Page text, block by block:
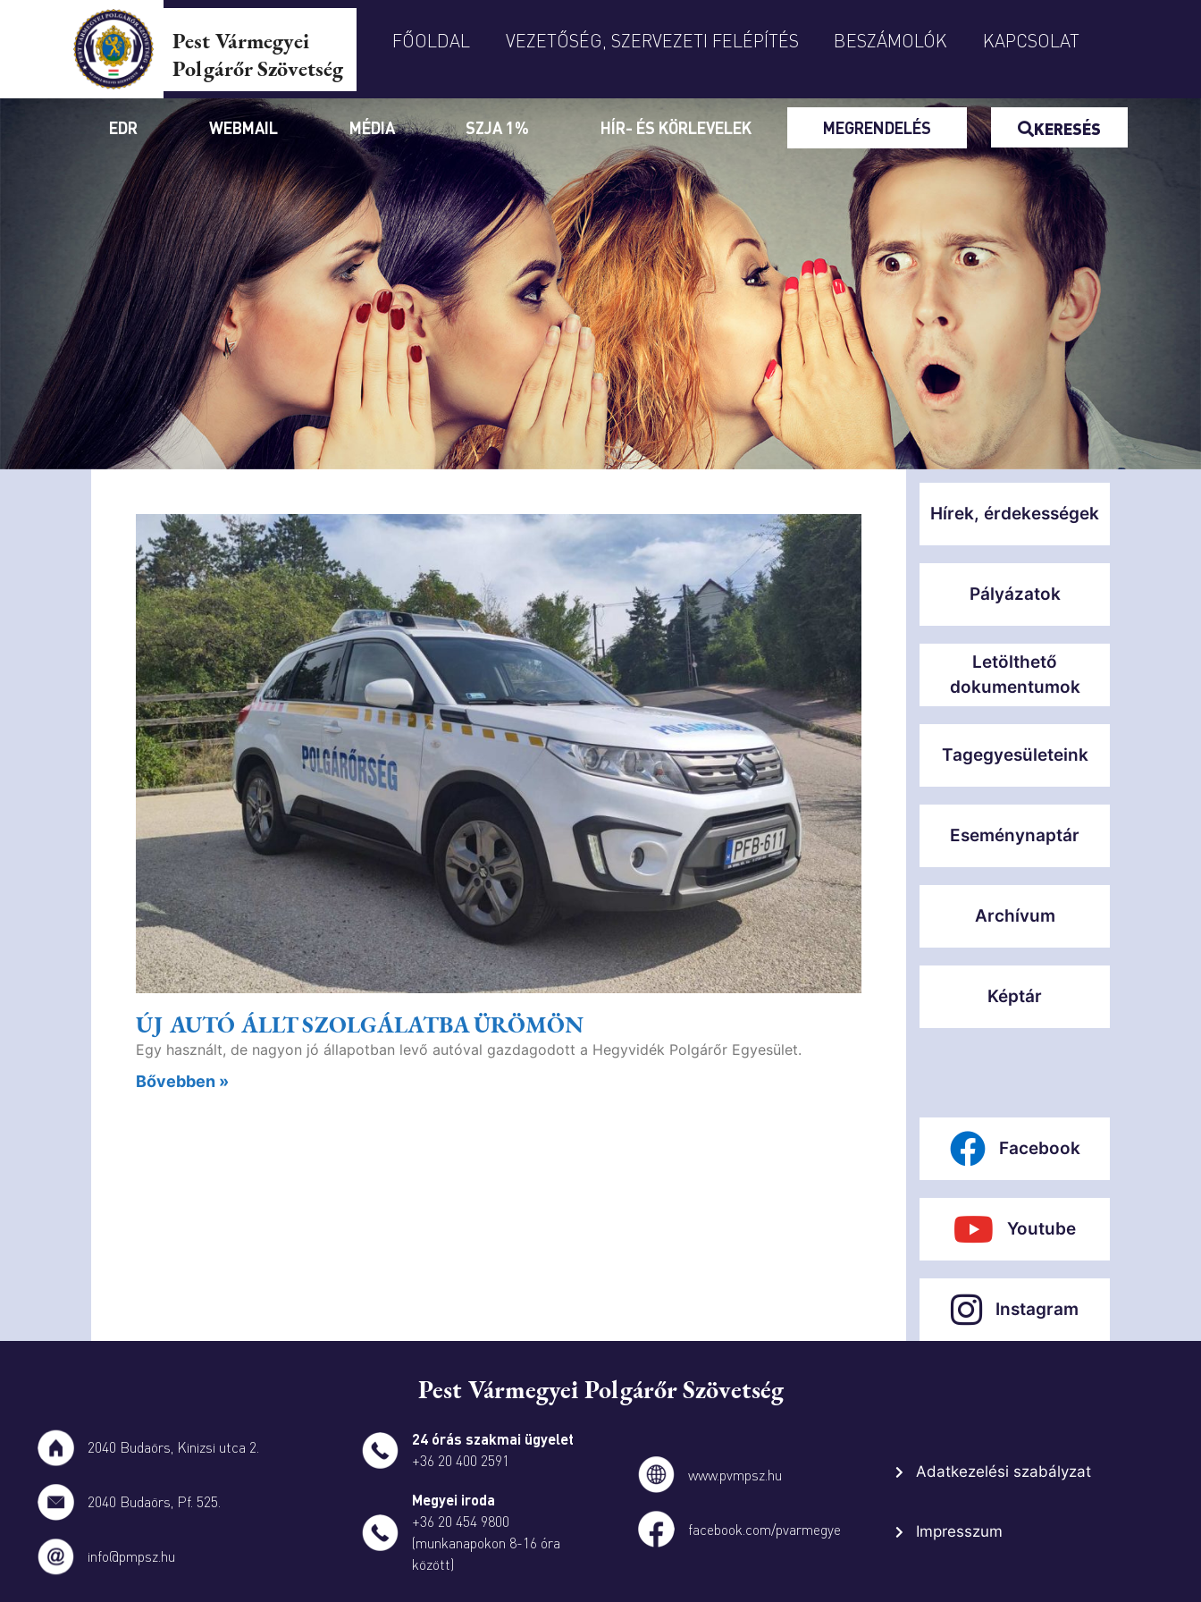
Pest Vármegyei
Polgárőr Szövetség
FŐOLDAL VEZETŐSÉG, SZERVEZETI FELÉPÍTÉS BESZÁMOLÓK KAPCSOLAT
EDR WEBMAIL MÉDIA SZJA 1% HÍR- ÉS KÖRLEVELEK MEGRENDELÉS KERESÉS
ÚJ AUTÓ ÁLLT SZOLGÁLATBA ÜRÖMÖN
Egy használt, de nagyon jó állapotban levő autóval gazdagodott a Hegyvidék Polgárőr Egyesület.
Bővebben »
Hírek, érdekességek
Pályázatok
Letölthető
dokumentumok
Tagegyesületeink
Eseménynaptár
Archívum
Képtár
Facebook
Youtube
Instagram
Pest Vármegyei Polgárőr Szövetség
2040 Budaörs, Kinizsi utca 2.
2040 Budaörs, Pf. 525.
info@pmpsz.hu
24 órás szakmai ügyelet
+36 20 400 2591
Megyei iroda
+36 20 454 9800
(munkanapokon 8-16 óra
között)
www.pvmpsz.hu
facebook.com/pvarmegye
Adatkezelési szabályzat
Impresszum